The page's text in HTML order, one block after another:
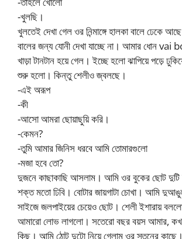
-খুলছি।
খুলতেই দেখা গেল ওর নিন্মাঙ্গে হালকা বালে ঢেকে
বালের জন্য যোনী দেখা যাচ্ছে না। আমার ধোন
খাড়া টানটান হয়ে গেল। ইচ্ছে হলো ঝাপিয়ে পড়ে
শুরু হলো। কিন্তু শেলীও জ্বলছে।
-এই অরূপ
-কী
-আসো আমরা ছোয়াছুয়ি করি।
-কেমন?
-তুমি আমার জিনিস ধরবে আমি তোমারগুলো
-মজা হবে তো?
দুজনে কাছাকাছি আসলাম। আমি ওর বুকের ছোট দুটি
শক্ত মতো ঢিবি। বোটার জায়গাটা চোখা। আমি
সাইজে জলপাইয়ের চেয়েও ছোট। শেলী ইশারায়
আমারো লোভ লাগলো। সতেরো বছর বয়স আমার,
কিছু। আমি ঠোট দুটো নিয়ে গেলাম ওর স্তনের কাছে।